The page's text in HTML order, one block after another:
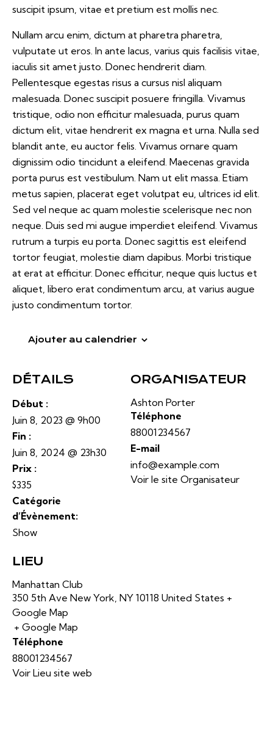
suscipit ipsum, vitae et pretium est mollis nec.
Nullam arcu enim, dictum at pharetra pharetra,
vulputate ut eros. In ante lacus, varius quis facilisis vitae,
iaculis sit amet justo. Donec hendrerit diam.
Pellentesque egestas risus a cursus nisl aliquam
malesuada. Donec suscipit posuere fringilla. Vivamus
tristique, odio non efficitur malesuada, purus quam
dictum elit, vitae hendrerit ex magna et urna. Nulla sed
blandit ante, eu auctor felis. Vivamus ornare quam
dignissim odio tincidunt a eleifend. Maecenas gravida
porta purus est vestibulum. Nam ut elit massa. Etiam
metus sapien, placerat eget volutpat eu, ultrices id elit.
Sed vel neque ac quam molestie scelerisque nec non
neque. Duis sed mi augue imperdiet eleifend. Vivamus
rutrum a turpis eu porta. Donec sagittis est eleifend
tortor feugiat, molestie diam dapibus. Morbi tristique
at erat at efficitur. Donec efficitur, neque quis luctus et
aliquet, libero erat condimentum arcu, at varius augue
justo condimentum tortor.
Ajouter au calendrier
DÉTAILS
Début :
Juin 8, 2023 @ 9h00
Fin :
Juin 8, 2024 @ 23h30
Prix :
$335
Catégorie
d’Évènement:
Show
ORGANISATEUR
Ashton Porter
Téléphone
88001234567
E-mail
info@example.com
Voir le site Organisateur
LIEU
Manhattan Club
350 5th Ave New York, NY 10118 United States +
Google Map
+ Google Map
Téléphone
88001234567
Voir Lieu site web